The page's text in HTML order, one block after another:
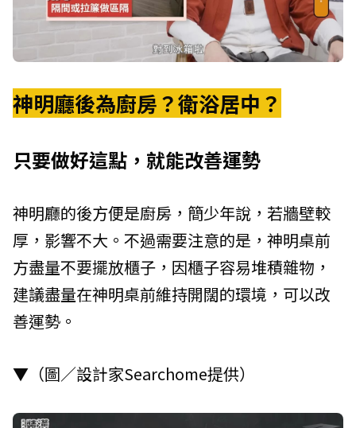
神明廳後為廚房？衛浴居中？
只要做好這點，就能改善運勢
神明廳的後方便是廚房，簡少年說，若牆壁較
厚，影響不大。不過需要注意的是，神明桌前
方盡量不要擺放櫃子，因櫃子容易堆積雜物，
建議盡量在神明桌前維持開闊的環境，可以改
善運勢。
▼（圖／設計家Searchome提供）